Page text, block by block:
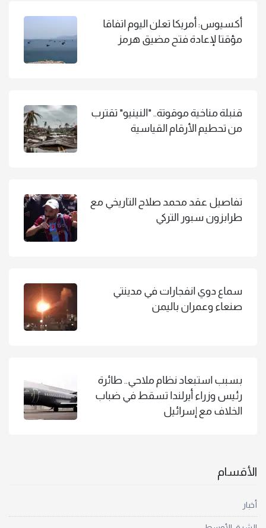
أكسيوس: أمريكا تعلن اليوم اتفاقا
مؤقتا لإعادة فتح مضيق هرمز
قنبلة مناخية موقوتة.. "النينيو" تقترب
من تحطيم الأرقام القياسية
تفاصيل عقد محمد صلاح التاريخي مع
طرابزون سبور التركي
سماع دوي انفجارات في مدينتي
صنعاء وعمران باليمن
بسبب استبعاد نظام ملاحي.. طائرة
رئيس وزراء أيرلندا تسقط في ضباب
الخلاف مع إسرائيل
الأقسام
أخبار